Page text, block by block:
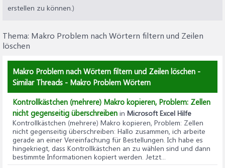
erstellen zu können.)
Thema: Makro Problem nach Wörtern filtern und Zeilen
löschen
Makro Problem nach Wörtern filtern und Zeilen löschen -
Similar Threads - Makro Problem Wörtern
Kontrollkästchen (mehrere) Makro kopieren, Problem: Zellen
nicht gegenseitig überschreiben in Microsoft Excel Hilfe
Kontrollkästchen (mehrere) Makro kopieren, Problem: Zellen
nicht gegenseitig überschreiben: Hallo zusammen, ich arbeite
gerade an einer Vereinfachung für Bestellungen. Ich habe es
hingekriegt, dass Kontrollkästchen an zu wählen sind und dann
bestimmte Informationen kopiert werden. Jetzt...